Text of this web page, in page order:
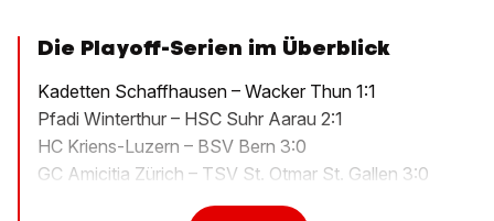
Die Playoff-Serien im Überblick
Kadetten Schaffhausen – Wacker Thun 1:1
Pfadi Winterthur – HSC Suhr Aarau 2:1
HC Kriens-Luzern – BSV Bern 3:0
GC Amicitia Zürich – TSV St. Otmar St. Gallen 3:0